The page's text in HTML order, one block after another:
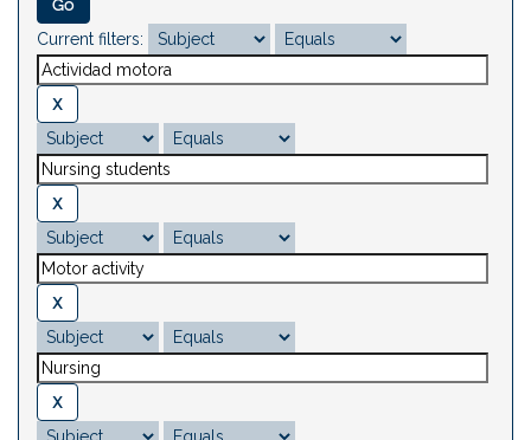
Current filters: